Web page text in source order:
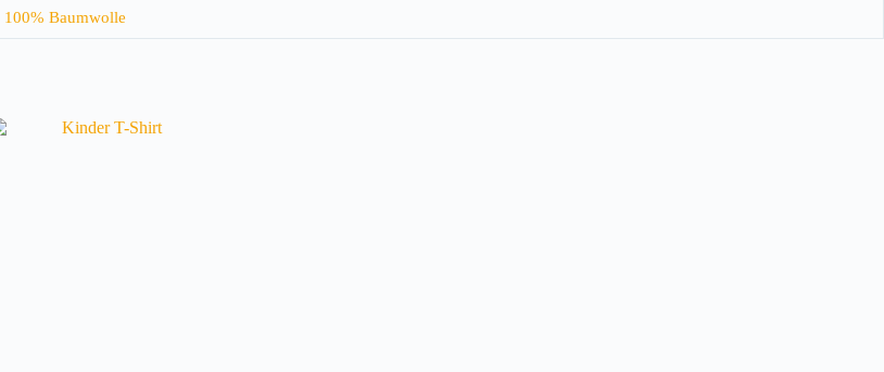
100% Baumwolle